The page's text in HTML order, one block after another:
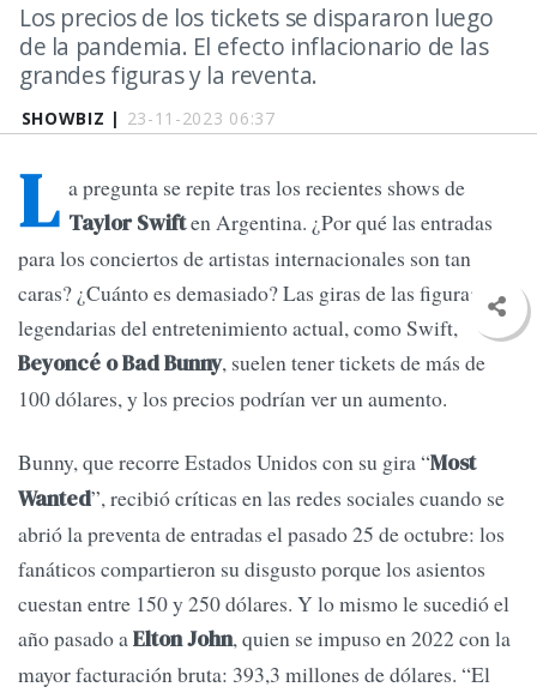
SHOWBIZ | 23-11-2023 06:37
Los precios de los tickets se dispararon luego
de la pandemia. El efecto inflacionario de las
grandes figuras y la reventa.
L a pregunta se repite tras los recientes shows de
Taylor Swiften Argentina. ¿Por qué las entradas
para los conciertos de artistas internacionales son tan
caras? ¿Cuánto es demasiado? Las giras de las figuras
legendarias del entretenimiento actual, como Swift,
Beyoncé o Bad Bunny, suelen tener tickets de más de
100 dólares, y los precios podrían ver un aumento.
Bunny, que recorre Estados Unidos con su gira “Most
Wanted”, recibió críticas en las redes sociales cuando se
abrió la preventa de entradas el pasado 25 de octubre: los
fanáticos compartieron su disgusto porque los asientos
cuestan entre 150 y 250 dólares. Y lo mismo le sucedió el
año pasado aElton John, quien se impuso en 2022 con la
mayor facturación bruta: 393,3 millones de dólares. “El